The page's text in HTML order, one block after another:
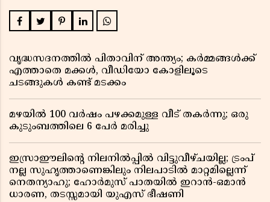
വൃദ്ധസദനത്തിൽ പിതാവിന് അന്ത്യം; കർമ്മങ്ങൾക്ക്
എത്താതെ മക്കൾ, വീഡിയോ കോളിലൂടെ
ചടങ്ങുകൾ കണ്ട് മടക്കം
മഴയിൽ 100 വർഷം പഴക്കമുള്ള വീട് തകർന്നു; ഒരു
കുടുംബത്തിലെ 6 പേർ മരിച്ചു
ഇസ്രാഈലിന്റെ നിലനിൽപ്പിൽ വിട്ടുവീഴ്ചയില്ല; ട്രംപ്
നല്ല സുഹൃത്താണെങ്കിലും നിലപാടിൽ മാറ്റമില്ലെന്ന്
നെതന്യാഹു; ഹോർമുസ് പാതയിൽ ഇറാൻ-ഒമാൻ
ധാരണ, തടസ്സമായി യുഎസ് ഭീഷണി